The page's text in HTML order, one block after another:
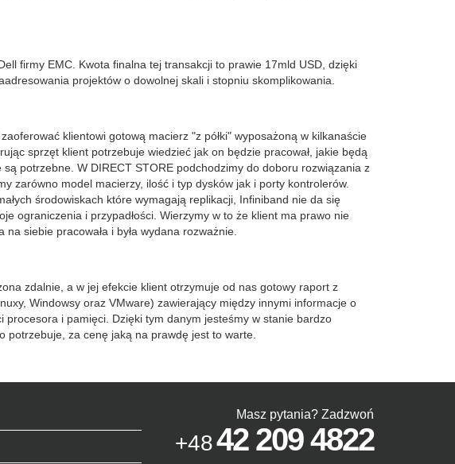
firmy EMC. Kwota finalna tej transakcji to prawie 17mld USD, dzięki
projektów o dowolnej skali i stopniu skomplikowania.
klientowi gotową macierz "z półki" wyposażoną w kilkanaście
sprzęt klient potrzebuje wiedzieć jak on będzie pracował, jakie będą
potrzebne. W DIRECT STORE podchodzimy do doboru rozwiązania z
zarówno model macierzy, ilość i typ dysków jak i porty kontrolerów.
środowiskach które wymagają replikacji, Infiniband nie da się
ograniczenia i przypadłości. Wierzymy w to że klient ma prawo nie
siebie pracowała i była wydana rozważnie.
zdalnie, a w jej efekcie klient otrzymuje od nas gotowy raport z
Windowsy oraz VMware) zawierający między innymi informacje o
i pamięci. Dzięki tym danym jesteśmy w stanie bardzo
potrzebuje, za cenę jaką na prawdę jest to warte.
Masz pytania? Zadzwoń
+4842 209 4822